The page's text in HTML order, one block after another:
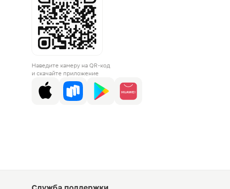
Наведите камеру на QR-код
и скачайте приложение